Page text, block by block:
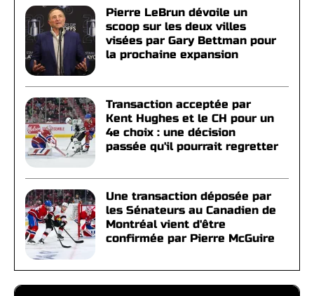
Pierre LeBrun dévoile un
scoop sur les deux villes
visées par Gary Bettman pour
la prochaine expansion
Transaction acceptée par
Kent Hughes et le CH pour un
4e choix : une décision
passée qu'il pourrait regretter
Une transaction déposée par
les Sénateurs au Canadien de
Montréal vient d'être
confirmée par Pierre McGuire